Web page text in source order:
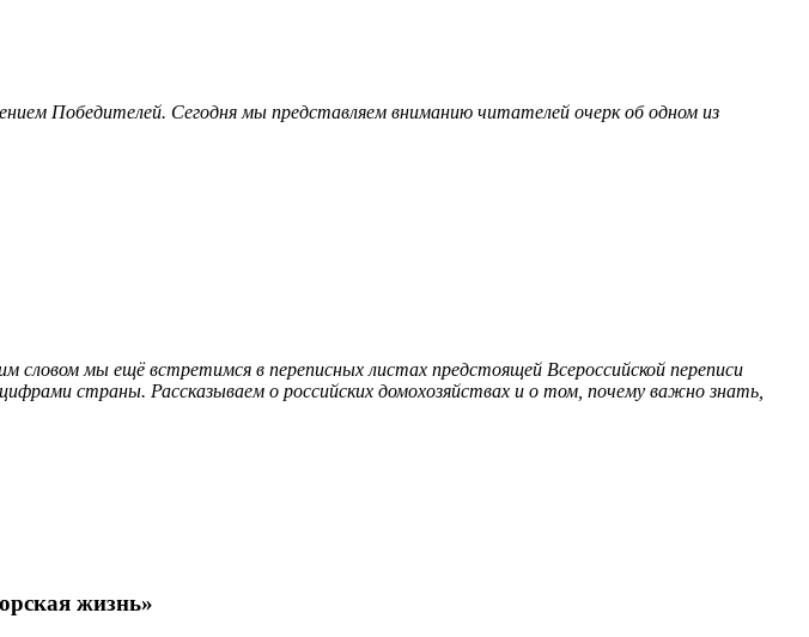
Победителей. Сегодня мы представляем вниманию читателей очерк об одном из
мы ещё встретимся в переписных листах предстоящей Всероссийской переписи
страны. Рассказываем о российских домохозяйствах и о том, почему важно знать,
жизнь»